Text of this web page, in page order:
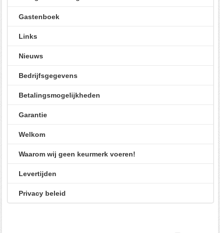
Gastenboek
Links
Nieuws
Bedrijfsgegevens
Betalingsmogelijkheden
Garantie
Welkom
Waarom wij geen keurmerk voeren!
Levertijden
Privacy beleid